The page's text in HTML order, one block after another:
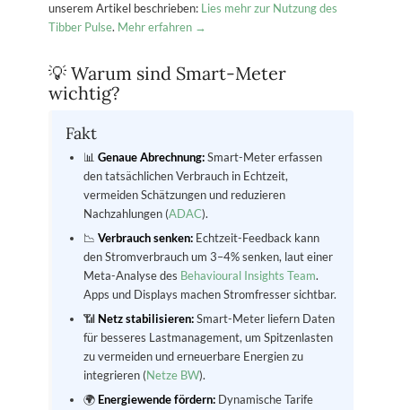
unserem Artikel beschrieben: Lies mehr zur Nutzung des
Tibber Pulse. Mehr erfahren →
💡 Warum sind Smart-Meter
wichtig?
Fakt
📊Genaue Abrechnung:Smart-Meter erfassen
den tatsächlichen Verbrauch in Echtzeit,
vermeiden Schätzungen und reduzieren
Nachzahlungen (ADAC).
📉Verbrauch senken: Echtzeit-Feedback kann
den Stromverbrauch um 3–4% senken, laut einer
Meta-Analyse des Behavioural Insights Team.
Apps und Displays machen Stromfresser sichtbar.
📶 Netz stabilisieren:Smart-Meter liefern Daten
für besseres Lastmanagement, um Spitzenlasten
zu vermeiden und erneuerbare Energien zu
integrieren (Netze BW).
🌍 Energiewende fördern: Dynamische Tarife